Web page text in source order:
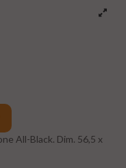
All-Black. Dim. 56,5 x